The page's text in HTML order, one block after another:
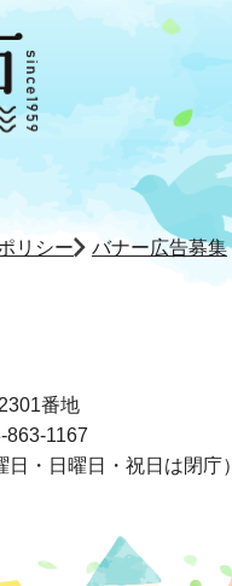
リシー バナー広告募集
番地
863-1167
日・日曜日・祝日は閉庁）